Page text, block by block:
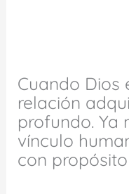
Cuando Dios
relación
profundo. Ya
vínculo
con